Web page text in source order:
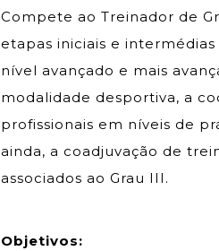
Compete ao Treinador de
etapas iniciais e
nível avançado e mais
modalidade desportiva, a
profissionais em níveis de
ainda, a coadjuvação de
associados ao Grau III.
Objetivos: